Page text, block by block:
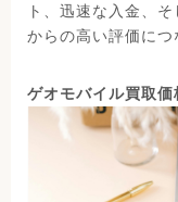
ト、迅速な入金、
からの高い評価につ
ゲオモバイル買取価